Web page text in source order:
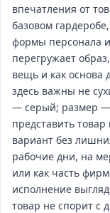
впечатления от
базовом
формы персонала
перегружает
вещь и как основа
здесь важны не
— серый; размер
представить
вариант без
рабочие дни, на
или как часть
исполнение
товар не спорит с